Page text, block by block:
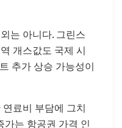
는 아니다. 그린스
개스값도 국제 시
추가 상승 가능성이
료비 부담에 그치
가는 항공권 가격 인